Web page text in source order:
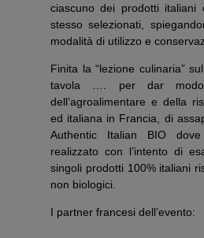
ciascuno dei prodotti italiani
stesso selezionati,
modalità di utilizzo e
Finita la “lezione culinaria”
tavola …. per dar modo
dell’agroalimentare e della
ed italiana in Francia, di
Authentic Italian BIO
realizzato con l’intento di
singoli prodotti 100% italiani
non biologici.
I partner francesi dell’evento: